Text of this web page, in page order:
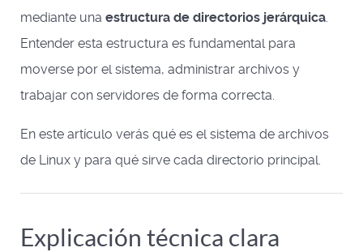
mediante una estructura de directorios jerárquica.
Entender esta estructura es fundamental para
moverse por el sistema, administrar archivos y
trabajar con servidores de forma correcta.
En este artículo verás qué es el sistema de archivos
de Linux y para qué sirve cada directorio principal.
Explicación técnica clara